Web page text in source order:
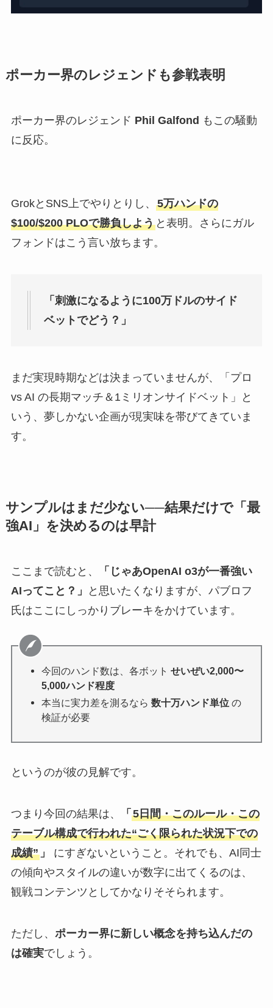
ポーカー界のレジェンドも参戦表明
ポーカー界のレジェンド Phil Galfond もこの騒動
に反応。
GrokとSNS上でやりとりし、 5万ハンドの
$100/$200 PLOで勝負しようと表明。さらにガル
フォンドはこう言い放ちます。
「刺激になるように100万ドルのサイド
ベットでどう？」
まだ実現時期などは決まっていませんが、「プロ
vs AI の長期マッチ＆1ミリオンサイドベット」と
いう、夢しかない企画が現実味を帯びてきていま
す。
サンプルはまだ少ない──結果だけで「最
強AI」を決めるのは早計
ここまで読むと、
「じゃあOpenAI o3が一番強い
AIってこと？」
と思いたくなりますが、パブロフ
氏はここにしっかりブレーキをかけています。
今回のハンド数は、各ボットせいぜい2,000〜
5,000ハンド程度
本当に実力差を測るなら数十万ハンド単位 の
検証が必要
というのが彼の見解です。
つまり今回の結果は、 「 5日間・このルール・この
テーブル構成で行われた“ごく限られた状況下での
成績”」
にすぎないということ。それでも、AI同士
の傾向やスタイルの違いが数字に出てくるのは、
観戦コンテンツとしてかなりそそられます。
ただし、 ポーカー界に新しい概念を持ち込んだの
は確実でしょう。